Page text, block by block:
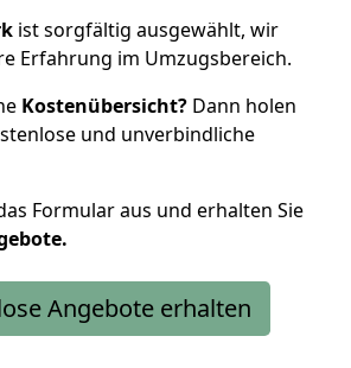
ist sorgfältig ausgewählt, wir
Erfahrung im Umzugsbereich.
Kostenübersicht? Dann holen
und unverbindliche
Formular aus und erhalten Sie
Angebote erhalten